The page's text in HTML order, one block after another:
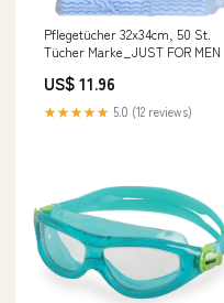
Pflegetücher 32x34cm, 50 St.
Tücher Marke_JUST FOR MEN
US$ 11.96
★★★★★ 5.0 (12 reviews)